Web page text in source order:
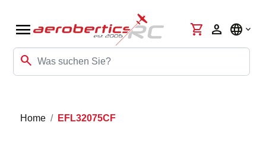
menu
search
shopping_cart person language
Home EFL32075CF